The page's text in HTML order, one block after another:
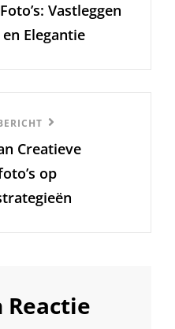
Vastleggen
Elegantie
Creatieve
op
Reactie